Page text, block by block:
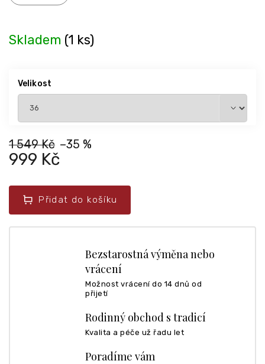
1 549 Kč –35 %
999 Kč
Skladem (1 ks)
Velikost
Přidat do košíku
Bezstarostná výměna nebo
vrácení
Možnost vrácení do 14 dnů od
přijetí
Rodinný obchod s tradicí
Kvalita a péče už řadu let
Poradíme vám